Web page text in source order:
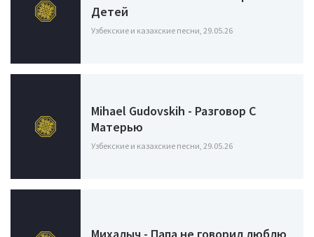
Детей
Узбекские и казахские песни, 29.05.26
Mihael Gudovskih - Разговор С
Матерью
Узбекские и казахские песни, 29.05.26